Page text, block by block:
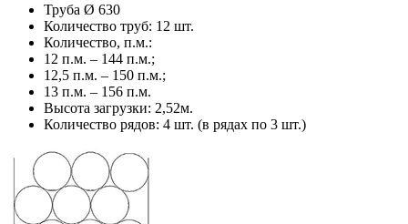
Труба Ø 630
Количество труб: 12 шт.
Количество, п.м.:
12 п.м. – 144 п.м.;
12,5 п.м. – 150 п.м.;
13 п.м. – 156 п.м.
Высота загрузки: 2,52м.
Количество рядов: 4 шт. (в рядах по 3 шт.)